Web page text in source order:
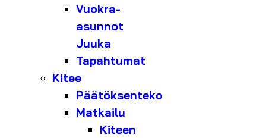
Vuokra-
asunnot
Juuka
Tapahtumat
Kitee
Päätöksenteko
Matkailu
Kiteen